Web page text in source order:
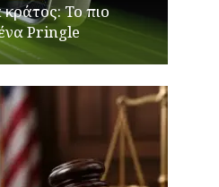
Το πιο
Pringle